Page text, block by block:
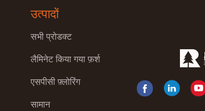
उत्पादों
सभी प्रोडक्ट
लैमिनेट किया गया फ़र्श
एसपीसी फ़्लोरिंग
सामान